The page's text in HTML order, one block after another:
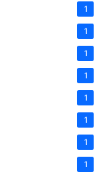
1
1
1
1
1
1
1
1